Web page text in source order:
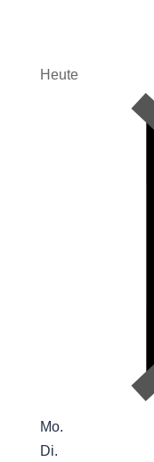
Heute
Mo.
Di.